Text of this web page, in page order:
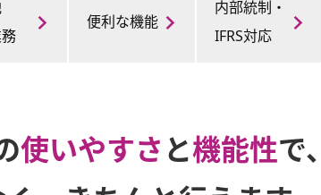
便利な機能
内部統制・
IFRS対応
使いやすさ と機能性で、